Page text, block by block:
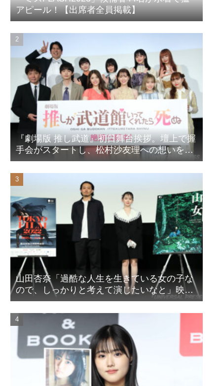
アピール！【出席者全員掲載】
『劇場版 推し武道』初日舞台挨拶。壇上で握
手会がスタートし、松村沙友理への想いをア
ピール！？
山田杏奈「過酷な人生を生きている女の子な
ので、しっかりと考えて演じたいなと」映画
『山女』東京国際映画祭Q&A